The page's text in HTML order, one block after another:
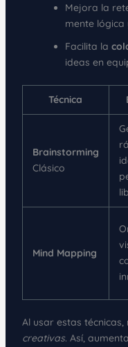
Mejora la
mente lógica
Facilita la
ideas en
Técnica
Brainstorming
Clásico
Mind Mapping
Al usar estas
creativas. Así,